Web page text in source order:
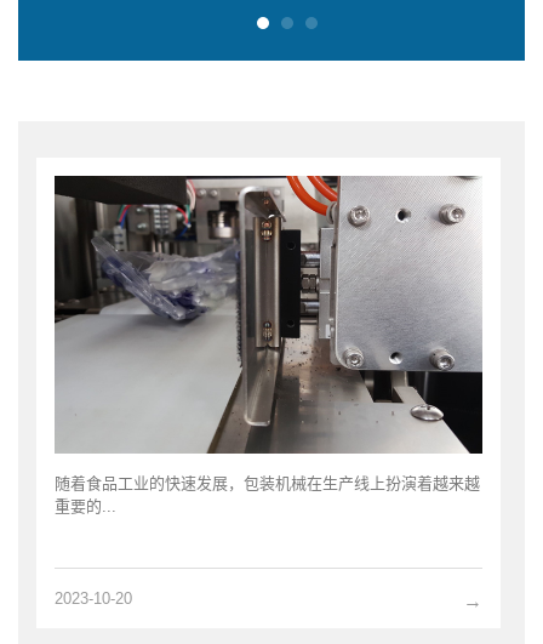
随着食品工业的快速发展，包装机械在生产线上扮演着越来越
重要的...
→
2023-10-20